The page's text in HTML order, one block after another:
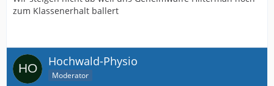
zum Klassenerhalt ballert
Hochwald-Physio
Moderator